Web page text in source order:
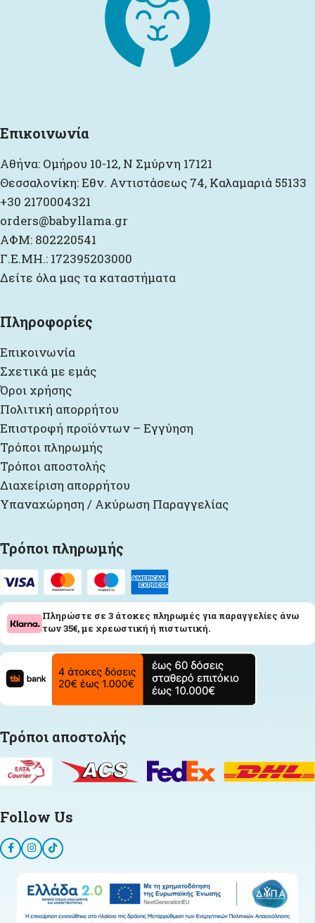
Επικοινωνία
Αθήνα: Ομήρου 10-12, Ν Σμύρνη 17121
Θεσσαλονίκη: Εθν. Αντιστάσεως 74, Καλαμαριά 55133
+30 2170004321
orders@babyllama.gr
ΑΦΜ: 802220541
Γ.Ε.ΜΗ.: 172395203000
Δείτε όλα μας τα καταστήματα
Πληροφορίες
Επικοινωνία
Σχετικά με εμάς
Όροι χρήσης
Πολιτική απορρήτου
Επιστροφή προϊόντων – Εγγύηση
Τρόποι πληρωμής
Τρόποι αποστολής
Διαχείριση απορρήτου
Υπαναχώρηση / Ακύρωση Παραγγελίας
Τρόποι πληρωμής
Πληρώστε σε 3 άτοκες πληρωμές για παραγγελίες άνω
των 35€, με χρεωστική ή πιστωτική.
Τρόποι αποστολής
Follow Us